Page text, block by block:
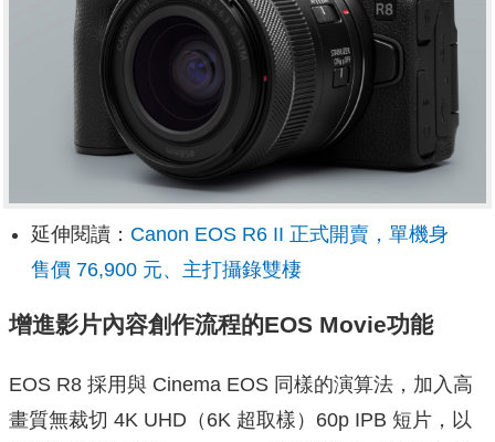
延伸閱讀： Canon EOS R6 II 正式開賣，單機身
售價 76,900 元、主打攝錄雙棲
增進影片內容創作流程的EOS Movie功能
EOS R8 採用與 Cinema EOS 同樣的演算法，加入高
畫質無裁切 4K UHD（6K 超取樣）60p IPB 短片，以